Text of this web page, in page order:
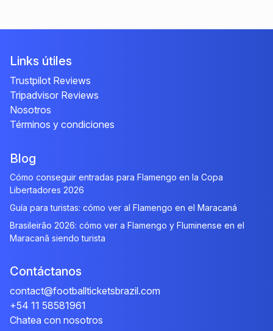
Links útiles
Trustpilot Reviews
Tripadvisor Reviews
Nosotros
Términos y condiciones
Blog
Cómo conseguir entradas para Flamengo en la Copa
Libertadores 2026
Guía para turistas: cómo ver al Flamengo en el Maracaná
Brasileirão 2026: cómo ver a Flamengo y Fluminense en el
Maracanã siendo turista
Contáctanos
contact@footballticketsbrazil.com
+54 11 58581961
Chatea con nosotros